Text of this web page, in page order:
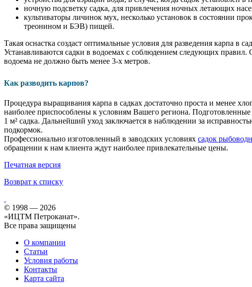
ночную подсветку садка, для привлечения ночных летающих
культиваторы личинок мух, несколько установок в состоянии
треонином и БЭВ) пищей.
Такая оснастка создаст оптимальные условия для разведения карпа
Устанавливаются садки в водоемах с соблюдением следующих
водоема не должно быть менее 3-х метров.
Как разводить карпов?
Процедура выращивания карпа в садках достаточно проста и менее
наиболее приспособлены к условиям Вашего региона.
1 м² садка. Дальнейший уход заключается в наблюдении за
подкормок.
Профессионально изготовленный в заводских условиях садок
обращении к нам клиента ждут наиболее привлекательные цены.
Печатная версия
Возврат к списку
© 1998 — 2026
«ИЦТМ Петроканат».
Все права защищены
О компании
Статьи
Условия работы
Контакты
Карта сайта